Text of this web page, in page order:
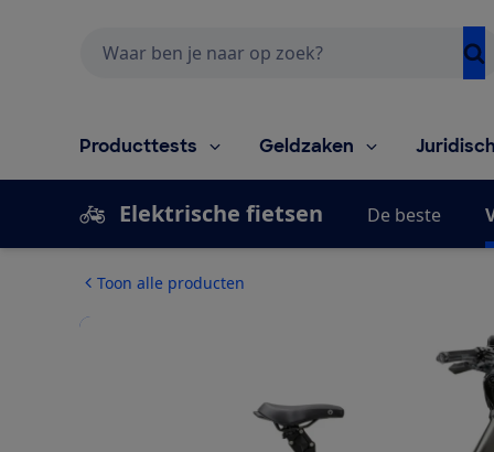
Producttests Geldzaken
Elektrische fietsen De beste
Toon alle producten